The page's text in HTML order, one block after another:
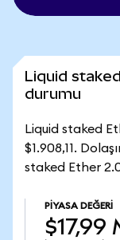
Liquid
durumu
Liquid staked
$1.908,11.
staked Ether
PIYASA DEĞERI
$17,99